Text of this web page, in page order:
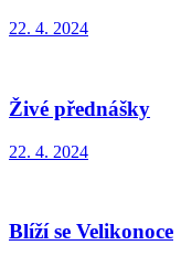
22. 4. 2024
Živé přednášky
22. 4. 2024
Blíží se Velikonoce